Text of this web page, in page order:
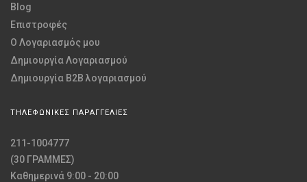
Blog
Επιστροφές
O Λογαριασμός μου
Δημιουργία Λογαριασμού
Δημιουργία B2B λογαριασμού
ΤΗΛΕΦΩΝΙΚΕΣ ΠΑΡΑΓΓΕΛΙΕΣ
211-1004777
(30 ΓΡΑΜΜΕΣ)
Καθημερινά 9:00 - 20:00